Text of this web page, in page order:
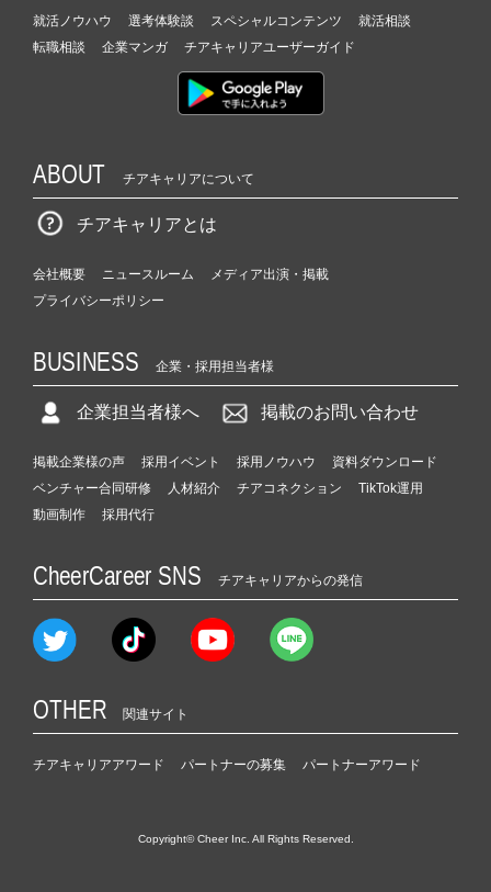
就活ノウハウ 選考体験談 スペシャルコンテンツ
就活相談
転職相談
企業マンガ チアキャリアユーザーガイド
ABOUT チアキャリアについて
チアキャリアとは
会社概要 ニュースルーム
メディア出演・掲載
プライバシーポリシー
BUSINESS 企業・採用担当者様
企業担当者様へ 掲載のお問い合わせ
掲載企業様の声 採用イベント 採用ノウハウ
資料ダウンロード
ベンチャー合同研修
人材紹介 チアコネクション
TikTok運用
動画制作
採用代行
CheerCareer SNS チアキャリアからの発信
OTHER 関連サイト
チアキャリアアワード パートナーの募集 パートナーアワード
Copyright© Cheer Inc. All Rights Reserved.